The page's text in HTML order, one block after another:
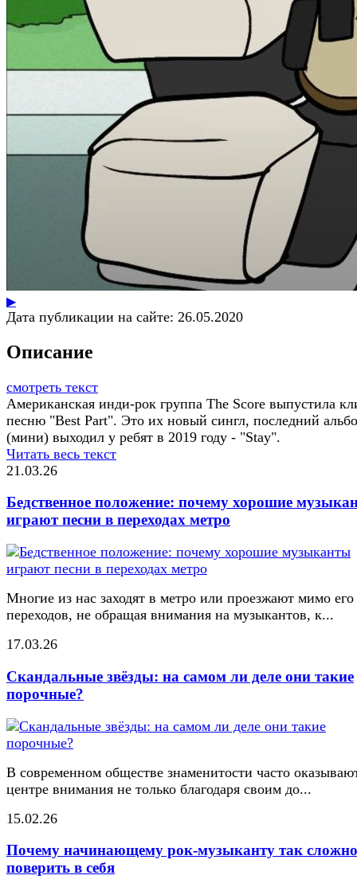
▶
Дата публикации на сайте: 26.05.2020
Описание
смотреть текст
Американская инди-рок группа The Score выпустила
песню "Best Part". Это их новый сингл, последний
(мини) выходил у ребят в 2019 году - "Stay".
Читать весь текст
21.03.26
Бедственное положение: почему хорошие
играют песни в переходах метро
Многие из нас заходят в метро или проезжают мимо его
переходов, не обращая внимания на музыкантов, к...
17.03.26
Скандальные звёзды: на самом ли деле они такие
порочные?
В современном обществе знаменитости часто
центре внимания не только благодаря своим до...
15.02.26
Почему начинающему рок-музыканту так сложно
поверить в себя